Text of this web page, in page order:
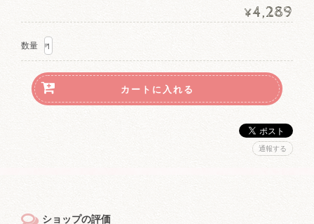
¥4,289
数量
通報する
ショップの評価